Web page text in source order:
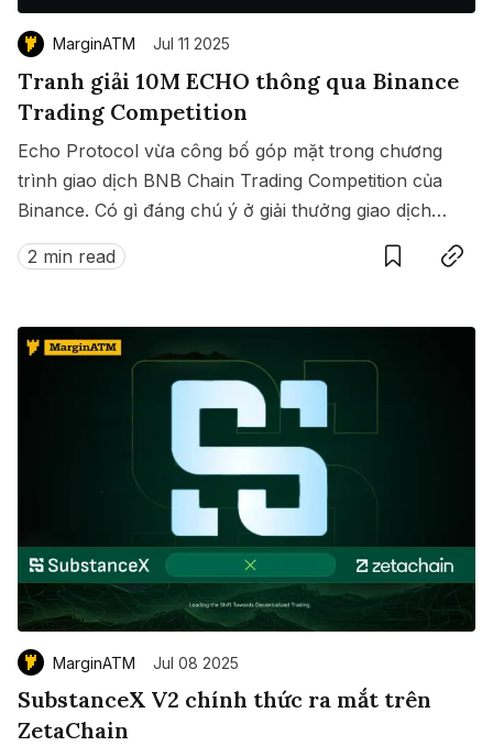
MarginATM Jul 11 2025
Tranh giải 10M ECHO thông qua Binance
Trading Competition
Echo Protocol vừa công bố góp mặt trong chương
trình giao dịch BNB Chain Trading Competition của
Binance. Có gì đáng chú ý ở giải thưởng giao dịch
này?
2 min read
SaveCopy link
MarginATM Jul 08 2025
SubstanceX V2 chính thức ra mắt trên
ZetaChain